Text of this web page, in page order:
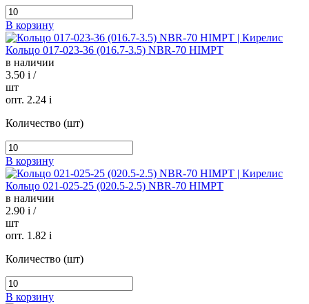
В корзину
Кольцо 017-023-36 (016.7-3.5) NBR-70 HIMPT
в наличии
3.50 i /
шт
опт. 2.24 i
Количество (шт)
В корзину
Кольцо 021-025-25 (020.5-2.5) NBR-70 HIMPT
в наличии
2.90 i /
шт
опт. 1.82 i
Количество (шт)
В корзину